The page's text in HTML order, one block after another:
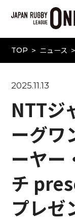
TOP ニュース
2025.11.13
NTTジ
ーグ
ーヤー
チ
プレゼ